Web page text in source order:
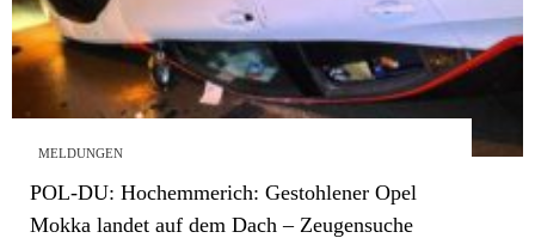
MELDUNGEN
POL-DU: Hochemmerich: Gestohlener Opel
Mokka landet auf dem Dach – Zeugensuche